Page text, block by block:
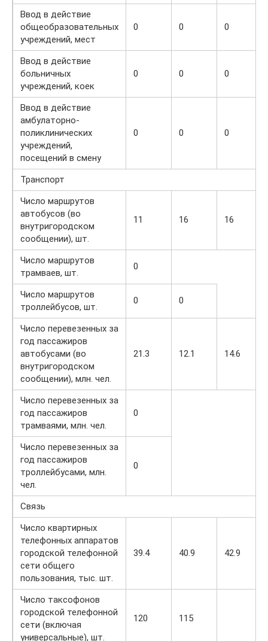
Ввод в действие
общеобразовательных
учреждений, мест
0 0 0
Ввод в действие
больничных
учреждений, коек
0 0 0
Ввод в действие
амбулаторно-
поликлинических
учреждений,
посещений в смену
0 0 0
Транспорт
Число маршрутов
автобусов (во
внутригородском
сообщении), шт.
11 16 16
Число маршрутов
трамваев, шт.
0
Число маршрутов
троллейбусов, шт.
0 0
Число перевезенных за
год пассажиров
автобусами (во
внутригородском
сообщении), млн. чел.
21.3 12.1 14.6
Число перевезенных за
год пассажиров
трамваями, млн. чел.
0
Число перевезенных за
год пассажиров
троллейбусами, млн.
чел.
0
Связь
Число квартирных
телефонных аппаратов
городской телефонной
сети общего
пользования, тыс. шт.
39.4 40.9 42.9
Число таксофонов
городской телефонной
сети (включая
универсальные), шт.
120 115